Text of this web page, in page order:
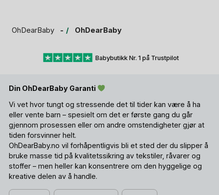
OhDearBaby OhDearBaby
Babybutikk Nr. 1 på Trustpilot
Din OhDearBaby Garanti
Vi vet hvor tungt og stressende det til tider kan være å ha
eller vente barn – spesielt om det er første gang du går
gjennom prosessen eller om andre omstendigheter gjør at
tiden forsvinner helt.
OhDearBaby.no vil forhåpentligvis bli et sted der du slipper å
bruke masse tid på kvalitetssikring av tekstiler, råvarer og
stoffer – men heller kan konsentrere om den hyggelige og
kreative delen av å handle.